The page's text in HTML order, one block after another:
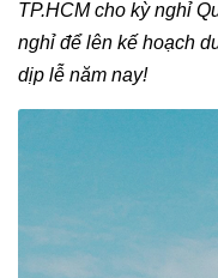
Hotline:0911 832
TP.HCM cho kỳ nghỉ
nghỉ để lên kế hoạch
dịp lễ năm nay!